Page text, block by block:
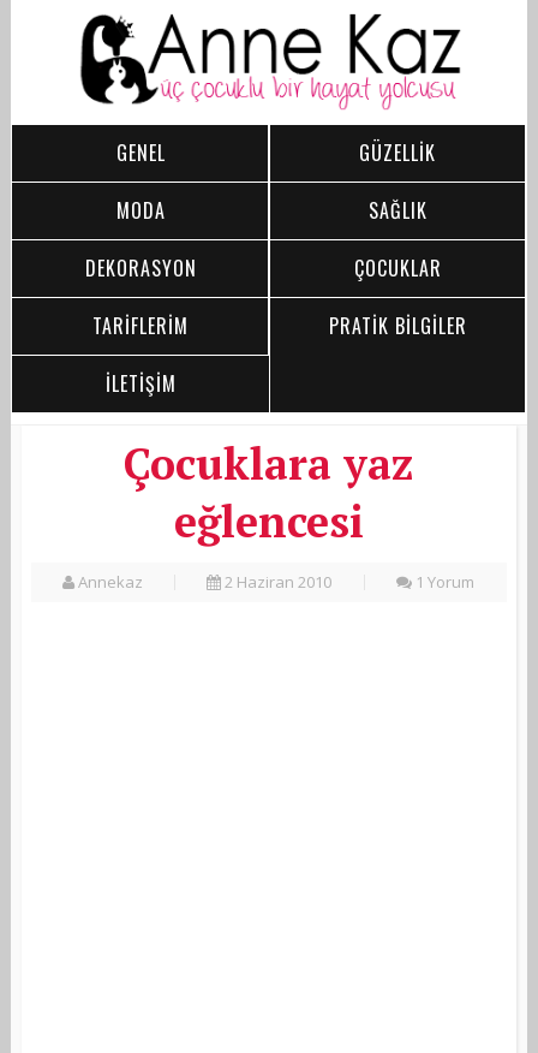
GENEL
GÜZELLİK
MODA
SAĞLIK
DEKORASYON
ÇOCUKLAR
TARİFLERİM
PRATİK BİLGİLER
İLETİŞİM
Çocuklara yaz
eğlencesi
Annekaz 2 Haziran 2010 1 Yorum